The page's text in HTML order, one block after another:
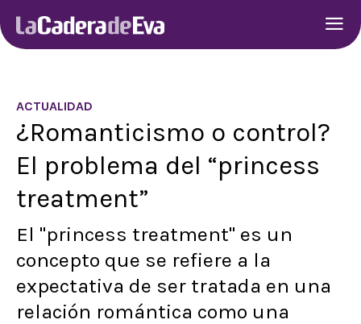
ACTUALIDAD
¿Romanticismo o control?
El problema del “princess
treatment”
El "princess treatment" es un
concepto que se refiere a la
expectativa de ser tratada en una
relación romántica como una